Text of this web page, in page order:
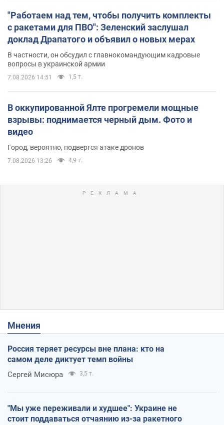
"Работаем над тем, чтобы получить комплекты
с ракетами для ПВО": Зеленский заслушал
доклад Драпатого и объявил о новых мерах
В частности, он обсудил с главнокомандующим кадровые
вопросы в украинской армии
7.08.2026 14:51 1,5 т.
В оккупированной Ялте прогремели мощные
взрывы: поднимается черный дым. Фото и
видео
Город, вероятно, подвергся атаке дронов
7.08.2026 13:26 4,9 т.
Мнения
Россия теряет ресурсы вне плана: кто на
самом деле диктует темп войны
Сергей Мисюра 3,5 т.
"Мы уже переживали и худшее": Украине не
стоит поддаваться отчаянию из-за ракетного